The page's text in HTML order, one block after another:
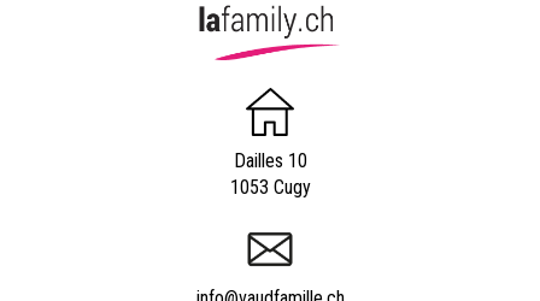
Dailles 10
1053 Cugy